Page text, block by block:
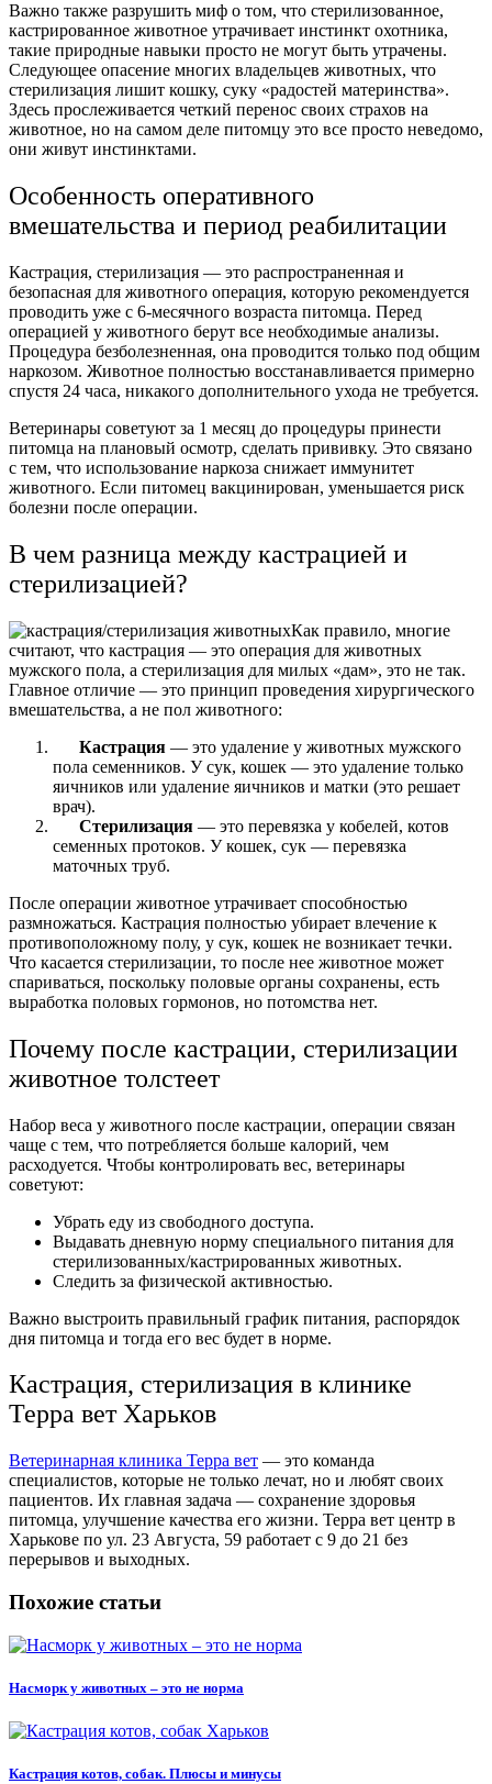
Важно также разрушить миф о том, что стерилизованное,
кастрированное животное утрачивает инстинкт охотника,
такие природные навыки просто не могут быть утрачены.
Следующее опасение многих владельцев животных, что
стерилизация лишит кошку, суку «радостей материнства».
Здесь прослеживается четкий перенос своих страхов на
животное, но на самом деле питомцу это все просто неведомо,
они живут инстинктами.
Особенность оперативного
вмешательства и период реабилитации
Кастрация, стерилизация — это распространенная и
безопасная для животного операция, которую рекомендуется
проводить уже с 6-месячного возраста питомца. Перед
операцией у животного берут все необходимые анализы.
Процедура безболезненная, она проводится только под общим
наркозом. Животное полностью восстанавливается примерно
спустя 24 часа, никакого дополнительного ухода не требуется.
Ветеринары советуют за 1 месяц до процедуры принести
питомца на плановый осмотр, сделать прививку. Это связано
с тем, что использование наркоза снижает иммунитет
животного. Если питомец вакцинирован, уменьшается риск
болезни после операции.
В чем разница между кастрацией и
стерилизацией?
Как правило, многие
считают, что кастрация — это операция для животных
мужского пола, а стерилизация для милых «дам», это не так.
Главное отличие — это принцип проведения хирургического
вмешательства, а не пол животного:
Кастрация — это удаление у животных мужского
пола семенников. У сук, кошек — это удаление только
яичников или удаление яичников и матки (это решает
врач).
Стерилизация — это перевязка у кобелей, котов
семенных протоков. У кошек, сук — перевязка
маточных труб.
После операции животное утрачивает способностью
размножаться. Кастрация полностью убирает влечение к
противоположному полу, у сук, кошек не возникает течки.
Что касается стерилизации, то после нее животное может
спариваться, поскольку половые органы сохранены, есть
выработка половых гормонов, но потомства нет.
Почему после кастрации, стерилизации
животное толстеет
Набор веса у животного после кастрации, операции связан
чаще с тем, что потребляется больше калорий, чем
расходуется. Чтобы контролировать вес, ветеринары
советуют:
Убрать еду из свободного доступа.
Выдавать дневную норму специального питания для
стерилизованных/кастрированных животных.
Следить за физической активностью.
Важно выстроить правильный график питания, распорядок
дня питомца и тогда его вес будет в норме.
Кастрация, стерилизация в клинике
Терра вет Харьков
Ветеринарная клиника Терра вет — это команда
специалистов, которые не только лечат, но и любят своих
пациентов. Их главная задача — сохранение здоровья
питомца, улучшение качества его жизни. Терра вет центр в
Харькове по ул. 23 Августа, 59 работает с 9 до 21 без
перерывов и выходных.
Похожие статьи
Насморк у животных – это не норма
Кастрация котов, собак. Плюсы и минусы